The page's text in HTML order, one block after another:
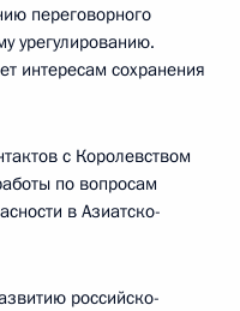
переговорного
урегулированию.
интересам сохранения
с Королевством
по вопросам
в Азиатско-
российско-